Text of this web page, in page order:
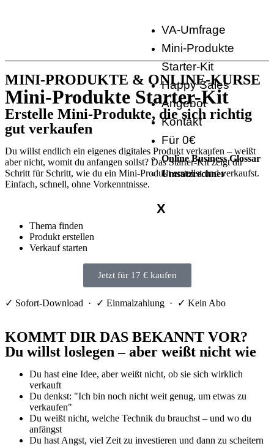
VA-Umfrage
Mini-Produkte
Starter-Kit
Happy Sales
Angebot
Kontakt
Für 0€
Online Business Glossar
Umsatzrechner
X
MINI-PRODUKTE & ONLINE-KURSE
Mini-Produkte Starter-Kit
Erstelle Mini‑Produkte, die sich richtig
gut verkaufen
Du willst endlich ein eigenes digitales Produkt verkaufen – weißt
aber nicht, womit du anfangen sollst? Das Starter-Kit zeigt dir
Schritt für Schritt, wie du ein Mini-Produkt erstellst und verkaufst.
Einfach, schnell, ohne Vorkenntnisse.
Thema finden
Produkt erstellen
Verkauf starten
Jetzt für 17 € kaufen
✓ Sofort-Download · ✓ Einmalzahlung · ✓ Kein Abo
KOMMT DIR DAS BEKANNT VOR?
Du willst loslegen – aber weißt nicht wie
Du hast eine Idee, aber weißt nicht, ob sie sich wirklich
verkauft
Du denkst: "Ich bin noch nicht weit genug, um etwas zu
verkaufen"
Du weißt nicht, welche Technik du brauchst – und wo du
anfängst
Du hast Angst, viel Zeit zu investieren und dann zu scheitern